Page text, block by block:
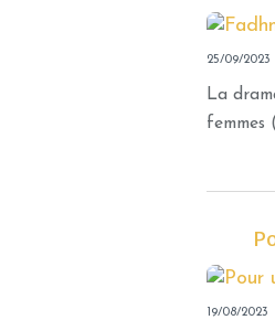
25/09/2023
La
femmes
19/08/2023